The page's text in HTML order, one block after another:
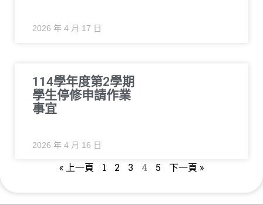
2026 年 4 月 17 日
114學年度第2學期
學生停修申請作業
事宜
2026 年 4 月 16 日
« 上一頁 1 2 3 4 5 下一頁 »